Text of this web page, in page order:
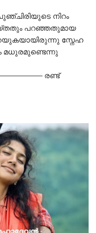
നിറം
പറഞ്ഞതുമായ
സ്നേഹ
മധുരമുണ്ടെന്നു
രണ്ട്